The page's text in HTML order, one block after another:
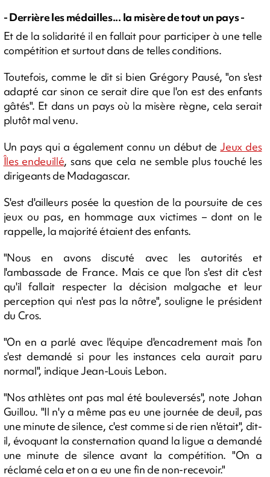
- Derrière les médailles... la misère de tout un pays -
Et de la solidarité il en fallait pour participer à une telle
compétition et surtout dans de telles conditions.
Toutefois, comme le dit si bien Grégory Pausé, "on s'est
adapté car sinon ce serait dire que l'on est des enfants
gâtés". Et dans un pays où la misère règne, cela serait
plutôt mal venu.
Un pays qui a également connu un début deJeux des
Îles endeuillé, sans que cela ne semble plus touché les
dirigeants de Madagascar.
S'est d'ailleurs posée la question de la poursuite de ces
jeux ou pas, en hommage aux victimes – dont on le
rappelle, la majorité étaient des enfants.
"Nous en avons discuté avec les autorités et
l'ambassade de France. Mais ce que l'on s'est dit c'est
qu'il fallait respecter la décision malgache et leur
perception qui n'est pas la nôtre", souligne le président
du Cros.
"On en a parlé avec l'équipe d'encadrement mais l'on
s'est demandé si pour les instances cela aurait paru
normal", indique Jean-Louis Lebon.
"Nos athlètes ont pas mal été bouleversés", note Johan
Guillou. "Il n'y a même pas eu une journée de deuil, pas
une minute de silence, c'est comme si de rien n'était", dit-
il, évoquant la consternation quand la ligue a demandé
une minute de silence avant la compétition. "On a
réclamé cela et on a eu une fin de non-recevoir."